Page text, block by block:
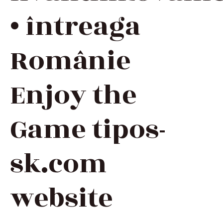
• întreaga
Românie
Enjoy the
Game tipos-
sk.com
website